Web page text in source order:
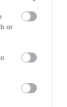
or
ήχο, τόσο
του.
μέσω του